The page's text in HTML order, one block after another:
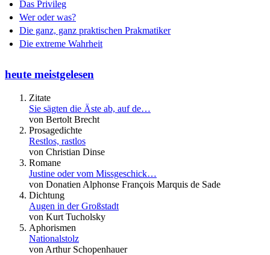
Das Privileg
Wer oder was?
Die ganz, ganz praktischen Prakmatiker
Die extreme Wahrheit
heute meistgelesen
Zitate
Sie sägten die Äste ab, auf de…
von Bertolt Brecht
Prosagedichte
Restlos, rastlos
von Christian Dinse
Romane
Justine oder vom Missgeschick…
von Donatien Alphonse François Marquis de Sade
Dichtung
Augen in der Großstadt
von Kurt Tucholsky
Aphorismen
Nationalstolz
von Arthur Schopenhauer